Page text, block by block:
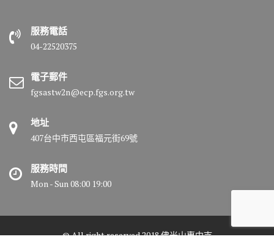
服務電話
04-22520375
電子郵件
fgsastw2n@ecp.fgs.org.tw
地址
407台中市西屯區福元街69號
服務時間
Mon - Sun 08:00 19:00
© All right reserved 2018 佛光山惠中寺